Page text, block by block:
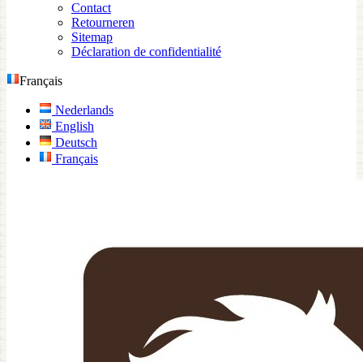
Contact
Retourneren
Sitemap
Déclaration de confidentialité
Français
Nederlands
English
Deutsch
Français